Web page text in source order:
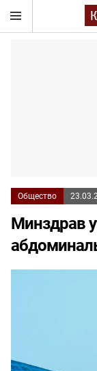
Общество
Минздрав